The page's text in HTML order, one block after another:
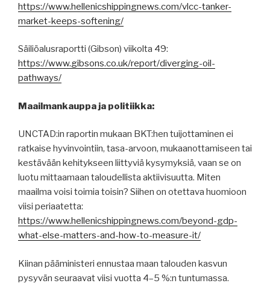
https://www.hellenicshippingnews.com/vlcc-tanker-
market-keeps-softening/
Säiliöalusraportti (Gibson) viikolta 49:
https://www.gibsons.co.uk/report/diverging-oil-
pathways/
Maailmankauppa ja politiikka:
UNCTAD:in raportin mukaan BKT:hen tuijottaminen ei
ratkaise hyvinvointiin, tasa-arvoon, mukaanottamiseen tai
kestävään kehitykseen liittyviä kysymyksiä, vaan se on
luotu mittaamaan taloudellista aktiivisuutta. Miten
maailma voisi toimia toisin? Siihen on otettava huomioon
viisi periaatetta:
https://www.hellenicshippingnews.com/beyond-gdp-
what-else-matters-and-how-to-measure-it/
Kiinan pääministeri ennustaa maan talouden kasvun
pysyvän seuraavat viisi vuotta 4–5 %:n tuntumassa.